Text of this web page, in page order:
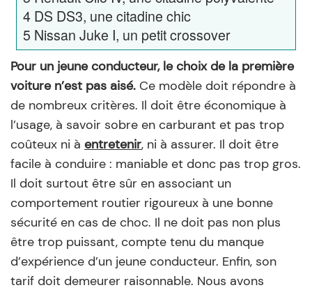
4 DS DS3, une citadine chic
5 Nissan Juke I, un petit crossover
Pour un jeune conducteur, le choix de la première
voiture n’est pas aisé. Ce modèle doit répondre à
de nombreux critères. Il doit être économique à
l’usage, à savoir sobre en carburant et pas trop
coûteux ni à entretenir, ni à assurer. Il doit être
facile à conduire : maniable et donc pas trop gros.
Il doit surtout être sûr en associant un
comportement routier rigoureux à une bonne
sécurité en cas de choc. Il ne doit pas non plus
être trop puissant, compte tenu du manque
d’expérience d’un jeune conducteur. Enfin, son
tarif doit demeurer raisonnable. Nous avons